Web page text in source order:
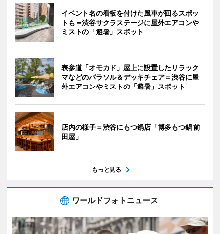
イベント名の看板を付けた風車が回るスポッ
トも＝渋谷サクラステージに屋外エアコンや
ミストの「避暑」スポット
表参道「オモカド」屋上に設置したリラック
マなどのパラソル＆デッキチェア＝渋谷に屋
外エアコンやミストの「避暑」スポット
店内の様子＝渋谷にもつ鍋店「博多もつ鍋 前
田屋」
もっと見る
ワールドフォトニュース